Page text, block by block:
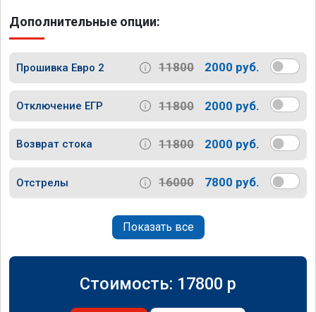
Дополнительные опции:
Прошивка Евро 2 11800 2000 руб.
Отключение ЕГР 11800 2000 руб.
Возврат стока 11800 2000 руб.
Отстрелы 16000 7800 руб.
Показать все
Стоимость: 17800 p